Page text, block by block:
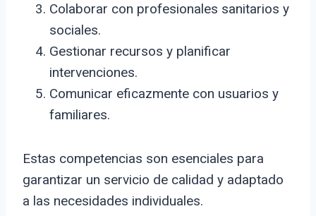
Colaborar con profesionales sanitarios y
sociales.
Gestionar recursos y planificar
intervenciones.
Comunicar eficazmente con usuarios y
familiares.
Estas competencias son esenciales para
garantizar un servicio de calidad y adaptado
a las necesidades individuales.